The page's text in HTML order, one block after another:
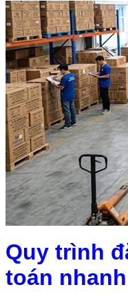
Quy trình
toán